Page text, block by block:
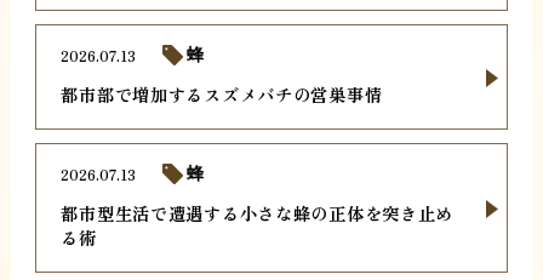
都市部で増加するスズメバチの営巣事情
2026.07.13 蜂
都市型生活で遭遇する小さな蜂の正体を突き止め
る術
2026.07.13 蜂